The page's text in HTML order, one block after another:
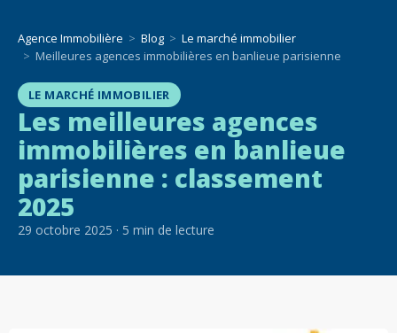
Agence Immobilière Blog
Le marché immobilier
Meilleures agences immobilières en banlieue parisienne
LE MARCHÉ IMMOBILIER
Les meilleures agences
immobilières en banlieue
parisienne : classement
2025
29 octobre 2025 · 5 min de lecture